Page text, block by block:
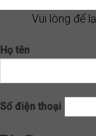
Vui lòng để
Họ tên
Số điện thoại